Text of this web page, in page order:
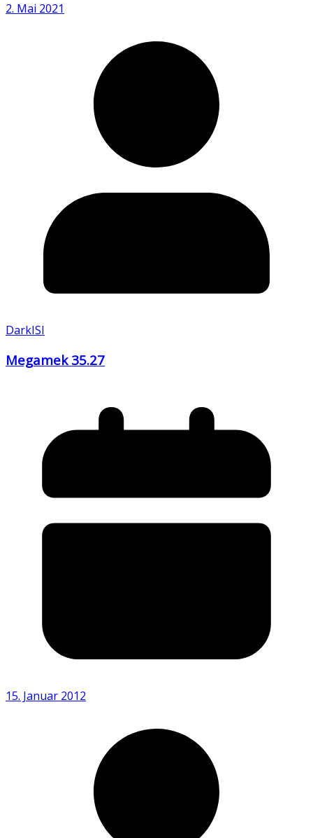
2. Mai 2021
DarkISI
Megamek 35.27
15. Januar 2012